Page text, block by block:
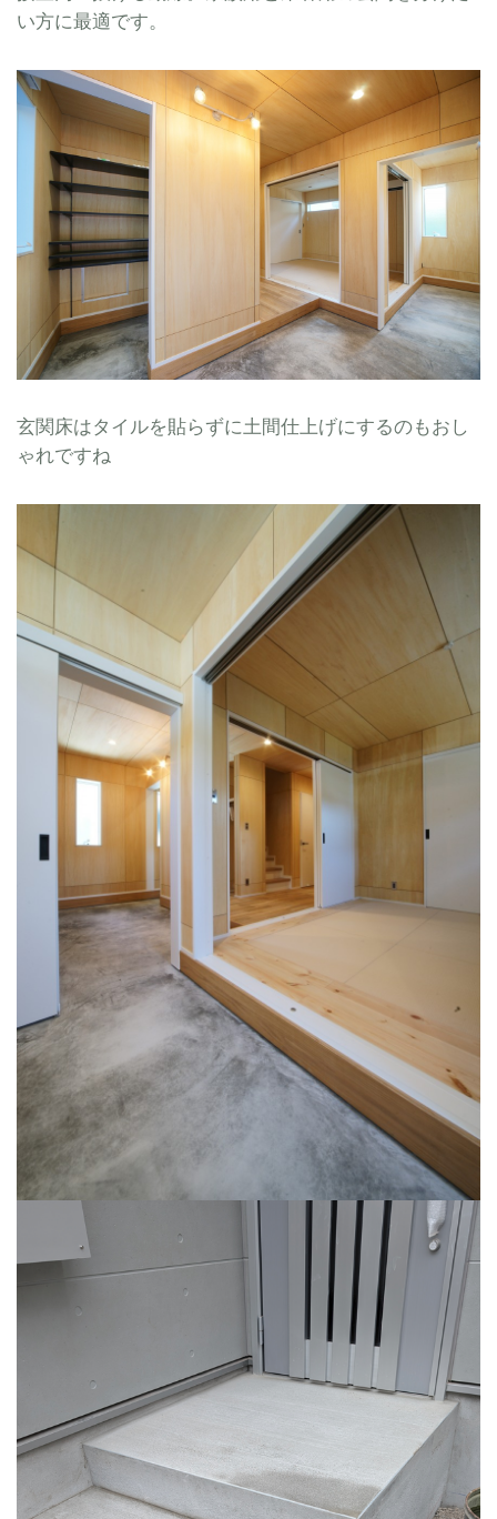
い方に最適です。
玄関床はタイルを貼らずに土間仕上げにするのもおし
ゃれですね